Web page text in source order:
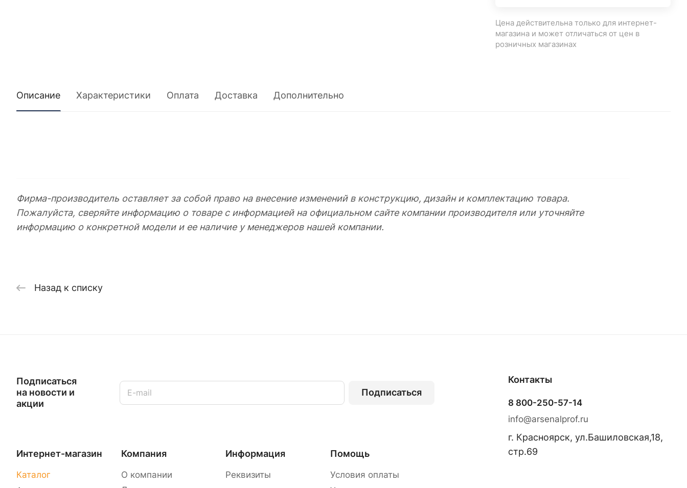
Цена действительна только для интернет-
магазина и может отличаться от цен в
розничных магазинах
Описание Характеристики Оплата Доставка Дополнительно
Фирма-производитель оставляет за собой право на внесение изменений в конструкцию, дизайн и комплектацию товара.
Пожалуйста, сверяйте информацию о товаре с информацией на официальном сайте компании производителя или уточняйте
информацию о конкретной модели и ее наличие у менеджеров нашей компании.
Назад к списку
Подписаться
на новости и
акции
Подписаться
Интернет-магазин
Каталог
Компания
О компании
Информация
Реквизиты
Помощь
Условия оплаты
Контакты
8 800-250-57-14
info@arsenalprof.ru
г. Красноярск, ул.Башиловская,18,
стр.69